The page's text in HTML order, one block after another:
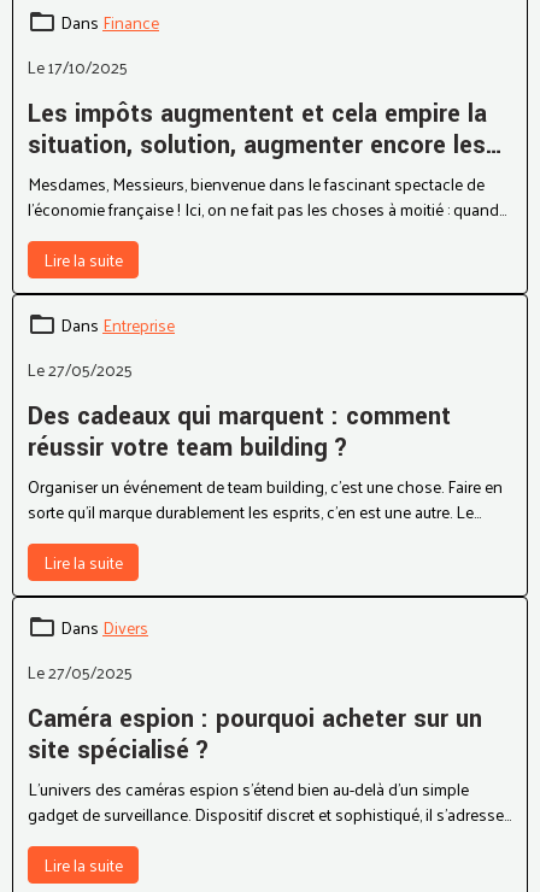
Les impôts augmentent et cela empire la
situation, solution, augmenter encore les
impôts
Mesdames, Messieurs, bienvenue dans le fascinant spectacle de
l’économie française ! Ici, on ne fait pas les choses à moitié : quand
on invente une taxe, c’est rarement pour la supprimer. Et quand on
promet de « réduire les charges », c’est souvent une façon polie
d’annoncer qu’elles vont prendre du poids de forme dans les
années à venir
Lire la suite
Des cadeaux qui marquent : comment
réussir votre team building ?
Organiser un événement de team building, c’est une chose. Faire en
sorte qu’il marque durablement les esprits, c’en est une autre. Le
secret ? Des cadeaux choisis avec soin, qui dépassent la simple
formalité pour devenir de véritables vecteurs de cohésion. Car oui,
bien choisis, ils transforment une activité sympathique en souvenir
mémorable que chacun emportera avec plaisir.
Lire la suite
Caméra espion : pourquoi acheter sur un
site spécialisé ?
L’univers des caméras espion s’étend bien au-delà d’un simple
gadget de surveillance. Dispositif discret et sophistiqué, il s’adresse
aujourd’hui à un public exigeant en matière de sécurité et de